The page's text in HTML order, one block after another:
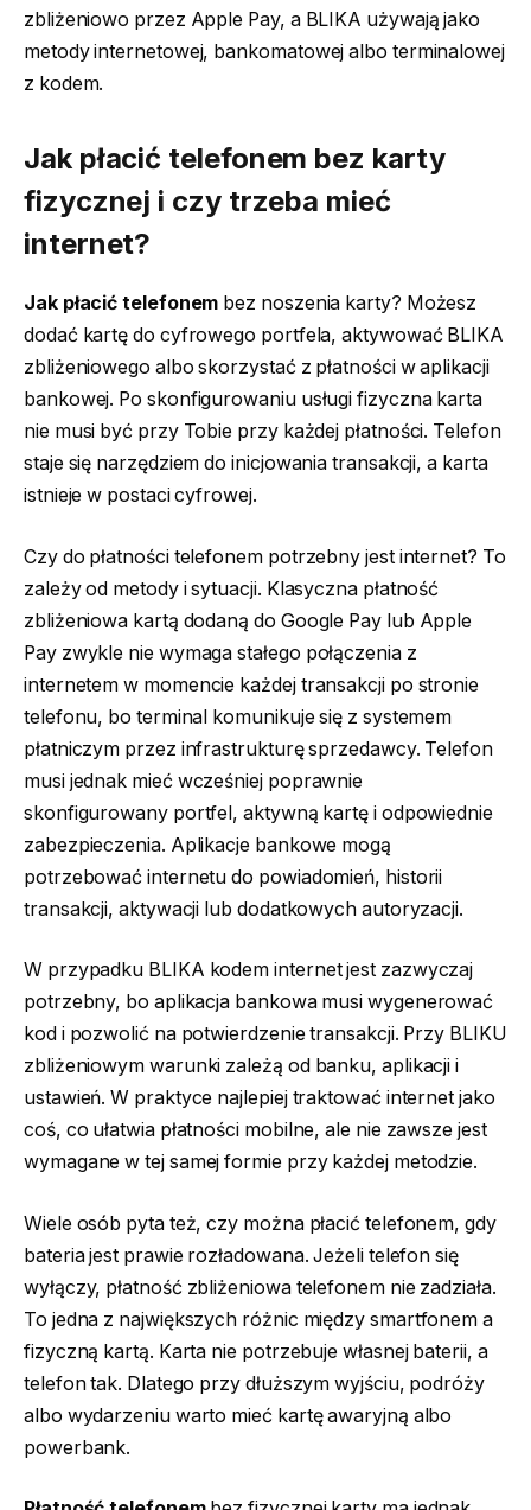
zbliżeniowo przez Apple Pay, a BLIKA używają jako
metody internetowej, bankomatowej albo terminalowej
z kodem.
Jak płacić telefonem bez karty
fizycznej i czy trzeba mieć
internet?
Jak płacić telefonem bez noszenia karty? Możesz
dodać kartę do cyfrowego portfela, aktywować BLIKA
zbliżeniowego albo skorzystać z płatności w aplikacji
bankowej. Po skonfigurowaniu usługi fizyczna karta
nie musi być przy Tobie przy każdej płatności. Telefon
staje się narzędziem do inicjowania transakcji, a karta
istnieje w postaci cyfrowej.
Czy do płatności telefonem potrzebny jest internet? To
zależy od metody i sytuacji. Klasyczna płatność
zbliżeniowa kartą dodaną do Google Pay lub Apple
Pay zwykle nie wymaga stałego połączenia z
internetem w momencie każdej transakcji po stronie
telefonu, bo terminal komunikuje się z systemem
płatniczym przez infrastrukturę sprzedawcy. Telefon
musi jednak mieć wcześniej poprawnie
skonfigurowany portfel, aktywną kartę i odpowiednie
zabezpieczenia. Aplikacje bankowe mogą
potrzebować internetu do powiadomień, historii
transakcji, aktywacji lub dodatkowych autoryzacji.
W przypadku BLIKA kodem internet jest zazwyczaj
potrzebny, bo aplikacja bankowa musi wygenerować
kod i pozwolić na potwierdzenie transakcji. Przy BLIKU
zbliżeniowym warunki zależą od banku, aplikacji i
ustawień. W praktyce najlepiej traktować internet jako
coś, co ułatwia płatności mobilne, ale nie zawsze jest
wymagane w tej samej formie przy każdej metodzie.
Wiele osób pyta też, czy można płacić telefonem, gdy
bateria jest prawie rozładowana. Jeżeli telefon się
wyłączy, płatność zbliżeniowa telefonem nie zadziała.
To jedna z największych różnic między smartfonem a
fizyczną kartą. Karta nie potrzebuje własnej baterii, a
telefon tak. Dlatego przy dłuższym wyjściu, podróży
albo wydarzeniu warto mieć kartę awaryjną albo
powerbank.